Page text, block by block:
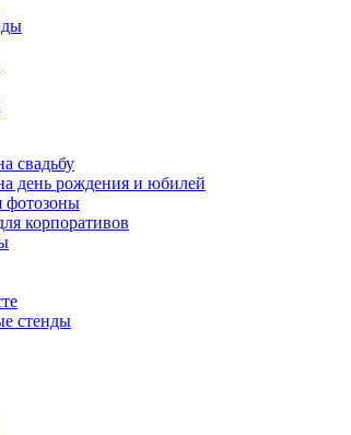
свадьбу
день рождения и юбилей
фотозоны
корпоративов
стенды